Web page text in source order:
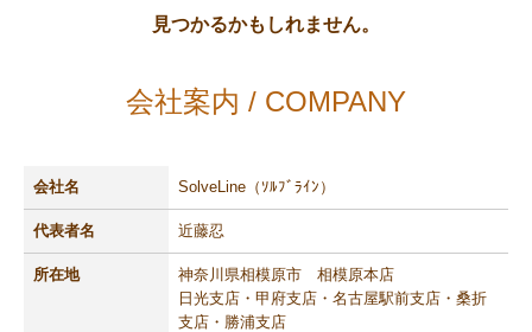
見つかるかもしれません。
会社案内 / COMPANY
会社名 SolveLine（ｿﾙﾌﾞﾗｲﾝ）
代表者名 近藤忍
所在地
神奈川県相模原市 相模原本店
日光支店・甲府支店・名古屋駅前支店・桑折
支店・勝浦支店